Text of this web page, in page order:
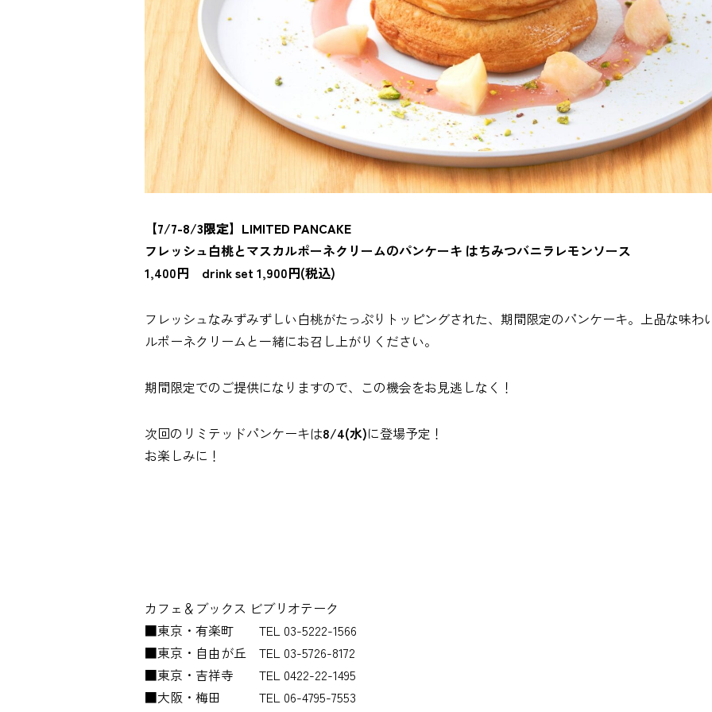
【7/7-8/3限定】LIMITED PANCAKE
フレッシュ白桃とマスカルポーネクリームのパンケーキ はちみつバニラレモンソース
1,400円 drink set 1,900円(税込)
フレッシュなみずみずしい白桃がたっぷりトッピングされた、期間限定のパンケーキ。上品な味
ルポーネクリームと一緒にお召し上がりください。
期間限定でのご提供になりますので、この機会をお見逃しなく！
次回のリミテッドパンケーキは8/4(水)に登場予定！
お楽しみに！
カフェ＆ブックス ビブリオテーク
■東京・有楽町 TEL 03-5222-1566
■東京・自由が丘 TEL 03-5726-8172
■東京・吉祥寺 TEL 0422-22-1495
■大阪・梅田 TEL 06-4795-7553